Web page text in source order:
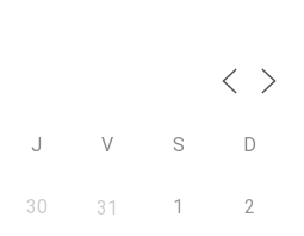
J V S D
30 31 1 2